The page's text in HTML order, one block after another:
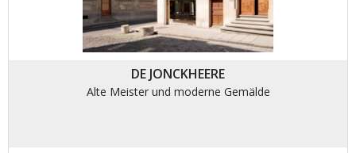
DE JONCKHEERE
Alte Meister und moderne Gemälde